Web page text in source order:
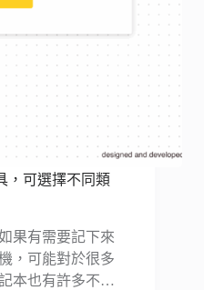
，可選擇不同類
果有需要記下來
，可能對於很多
本也有許多不…